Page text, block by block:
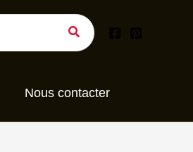
Nous contacter